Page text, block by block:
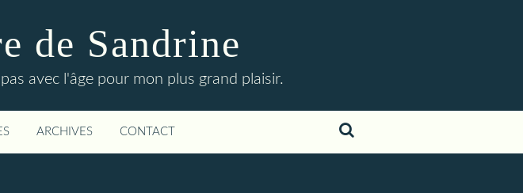
de Sandrine
avec l'âge pour mon plus grand plaisir.
ARCHIVES CONTACT